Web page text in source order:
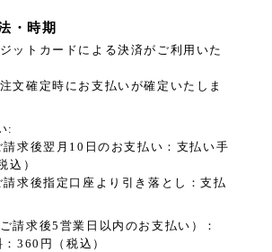
・時期
ットカードによる決済がご利用いた
文確定時にお支払いが確定いたしま
:
請求後翌月10日のお支払い：支払い手
込）
請求後指定口座より引き落とし：支払
請求後5営業日以内のお支払い）：
360円（税込）